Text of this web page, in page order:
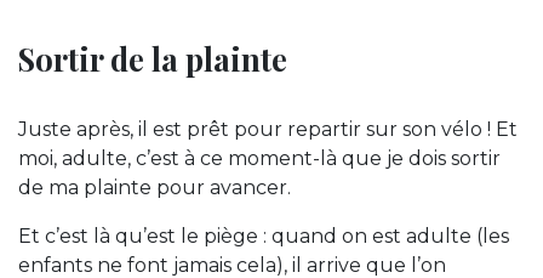
Sortir de la plainte
Juste après, il est prêt pour repartir sur son vélo ! Et
moi, adulte, c’est à ce moment-là que je dois sortir
de ma plainte pour avancer.
Et c’est là qu’est le piège : quand on est adulte (les
enfants ne font jamais cela), il arrive que l’on